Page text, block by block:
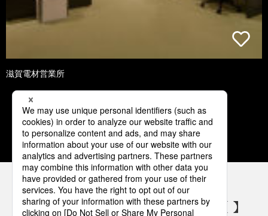
滋賀電材営業所
1 2 3 4 5
パナソニックの電気設備 SNSアカウント